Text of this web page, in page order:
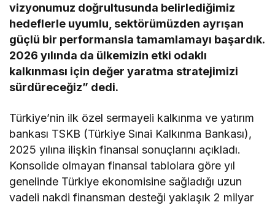
vizyonumuz doğrultusunda belirlediğimiz
hedeflerle uyumlu, sektörümüzden ayrışan
güçlü bir performansla tamamlamayı başardık.
2026 yılında da ülkemizin etki odaklı
kalkınması için değer yaratma stratejimizi
sürdüreceğiz” dedi.
Türkiye’nin ilk özel sermayeli kalkınma ve yatırım
bankası TSKB (Türkiye Sınai Kalkınma Bankası),
2025 yılına ilişkin finansal sonuçlarını açıkladı.
Konsolide olmayan finansal tablolara göre yıl
genelinde Türkiye ekonomisine sağladığı uzun
vadeli nakdi finansman desteği yaklaşık 2 milyar